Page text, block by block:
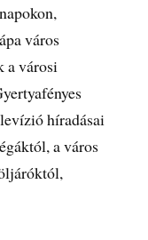
város
a városi
híradásai
a város